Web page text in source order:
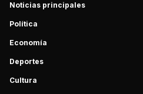
Noticias principales
Política
Economía
Deportes
Cultura